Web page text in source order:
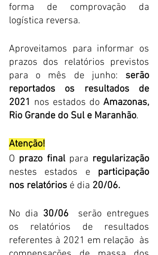
forma de comprovação da
logística reversa.
Aproveitamos para informar os
prazos dos relatórios previstos
para o mês de junho: serão
reportados os resultados de
2021 nos estados do Amazonas,
Rio Grande do Sul e Maranhão.
Atenção!
O prazo final para regularização
nestes estados e participação
nos relatórios é dia 20/06.
No dia 30/06
  serão entregues
os relatórios de resultados
referentes à 2021 em relação  às